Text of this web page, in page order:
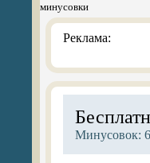
минусовки
Реклама:
Минусовок: 6